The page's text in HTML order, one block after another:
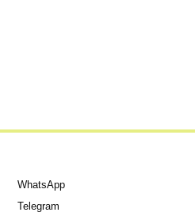
WhatsApp
Telegram